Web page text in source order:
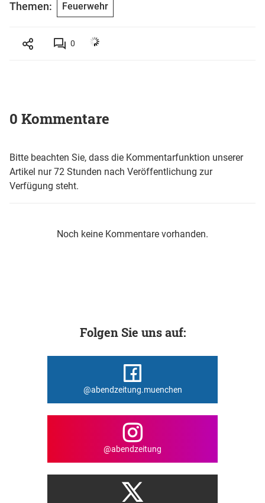
Themen: Feuerwehr
0
0 Kommentare
Bitte beachten Sie, dass die Kommentarfunktion unserer
Artikel nur 72 Stunden nach Veröffentlichung zur
Verfügung steht.
Noch keine Kommentare vorhanden.
Folgen Sie uns auf:
@abendzeitung.muenchen
@abendzeitung